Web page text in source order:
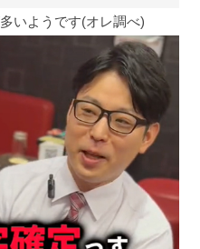
いようです(オレ調べ)